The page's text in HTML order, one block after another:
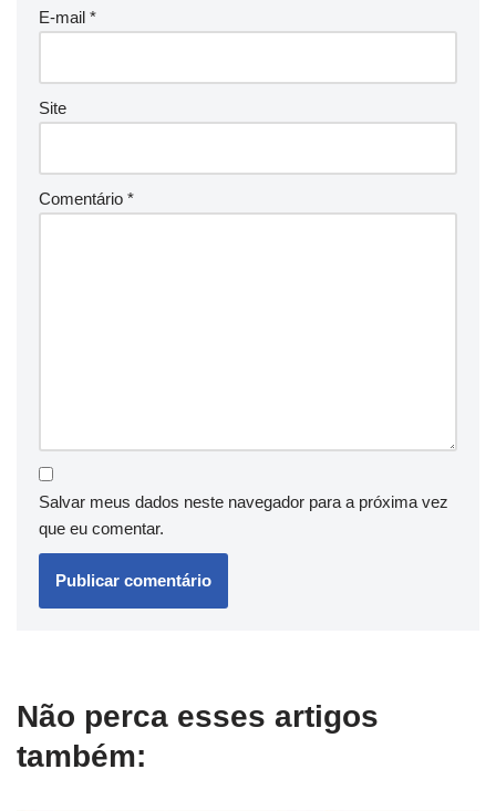
E-mail *
Site
Comentário *
Salvar meus dados neste navegador para a próxima vez
que eu comentar.
Não perca esses artigos
também: